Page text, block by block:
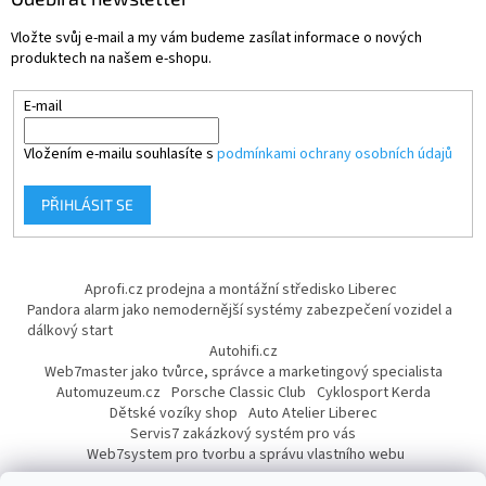
Vložte svůj e-mail a my vám budeme zasílat informace o nových
produktech na našem e-shopu.
E-mail
Vložením e-mailu souhlasíte s podmínkami ochrany osobních údajů
PŘIHLÁSIT SE
Aprofi.cz prodejna a montážní středisko Liberec
Pandora alarm jako nemodernější systémy zabezpečení vozidel a
dálkový start
Autohifi.cz
Web7master jako tvůrce, správce a marketingový specialista
Automuzeum.cz Porsche Classic Club Cyklosport Kerda
Dětské vozíky shop Auto Atelier Liberec
Servis7 zakázkový systém pro vás
Web7system pro tvorbu a správu vlastního webu